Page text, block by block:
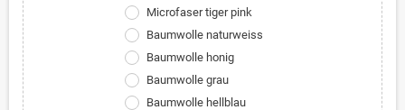
Microfaser tiger pink
Baumwolle naturweiss
Baumwolle honig
Baumwolle grau
Baumwolle hellblau